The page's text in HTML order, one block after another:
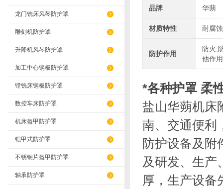
龙门铣床风琴防护罩
雕刻机防护罩
升降机风琴防护罩
加工中心钢板防护罩
镗铣床钢板防护罩
数控车床防护罩
机床盔甲防护罩
铠甲式防护罩
不锈钢片盔甲防护罩
轴承防护罩
品牌 华蒴
材质特性 耐腐蚀
防护作用
防火,
他作用
*各种护罩 柔
盐山华蒴机床
南、交通便利
防护设备及附
及研发、生产
厚，生产设